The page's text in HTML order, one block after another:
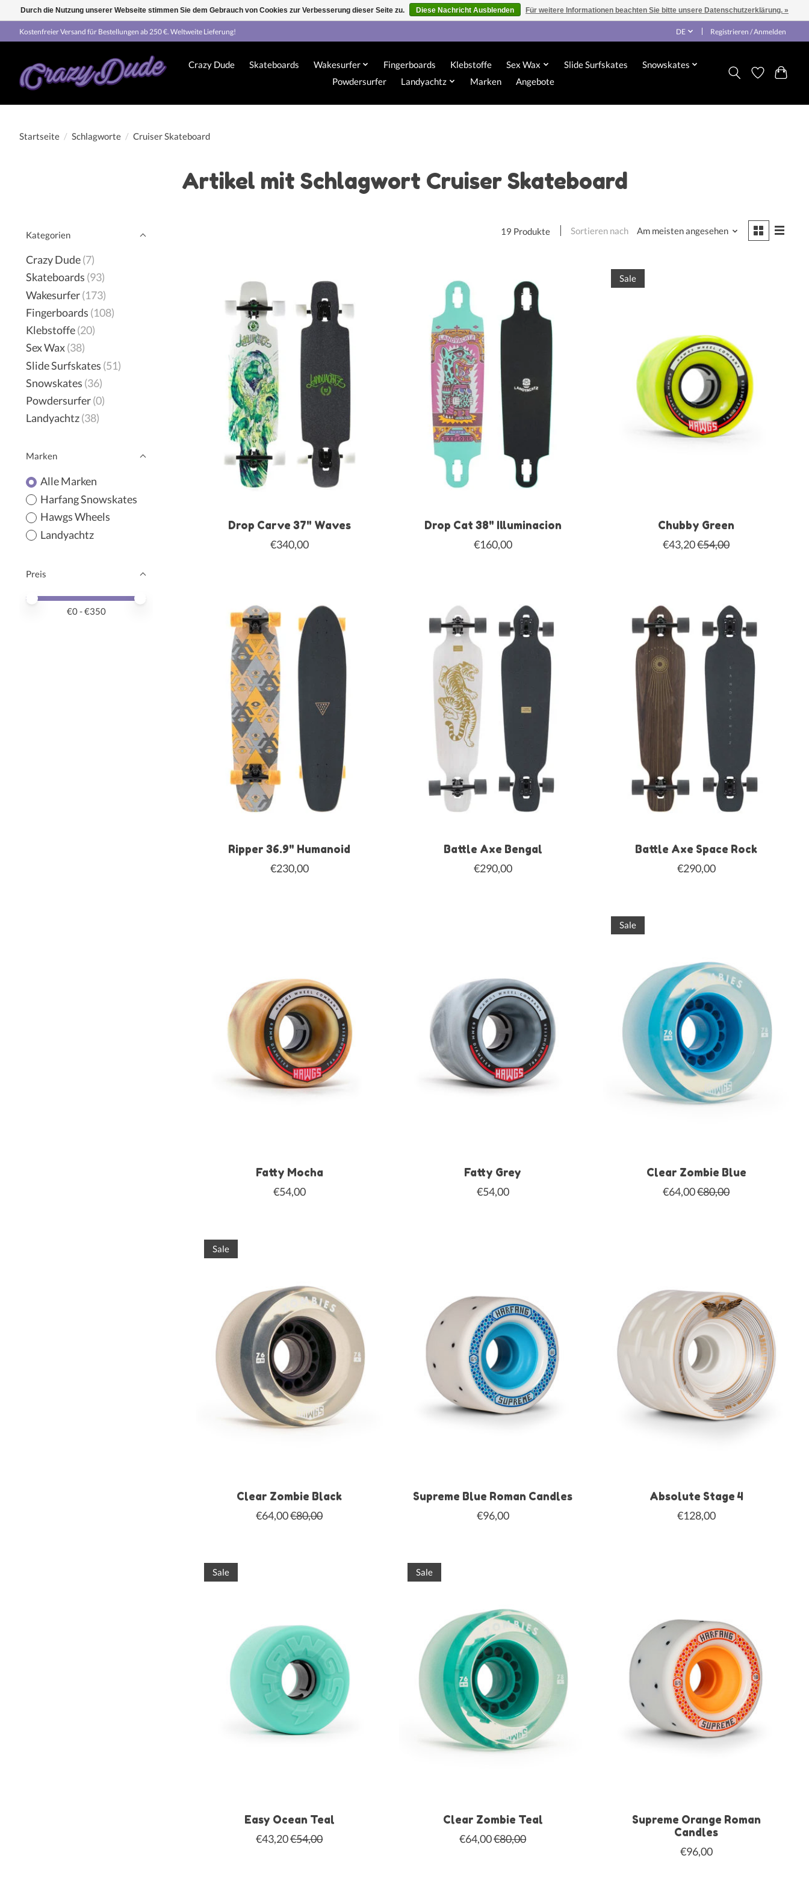
Kostenfreier Versand für Bestellungen ab 250 €. Weltweite Lieferung! DE Registrieren / Anmelden
Crazy Dude Skateboards Wakesurfer Fingerboards Klebstoffe Sex Wax Slide Surfskates
Snowskates
Powdersurfer
Landyachtz Marken Angebote
Startseite / Schlagworte / Cruiser Skateboard
Artikel mit Schlagwort Cruiser Skateboard
Kategorien
Crazy Dude(7)
Skateboards (93)
Wakesurfer(173)
Fingerboards (108)
Klebstoffe(20)
Sex Wax(38)
Slide Surfskates (51)
Snowskates (36)
Powdersurfer(0)
Landyachtz(38)
Marken
Alle Marken
Harfang Snowskates
Hawgs Wheels
Landyachtz
Preis
Preis – Mindestwert
Price maximum value
€0- €350
19 Produkte Sortieren nach Am meisten angesehen
Drop Carve 37" Waves
€340,00
Drop Cat 38" Illuminacion
€160,00
Sale
Chubby Green
€43,20€54,00
Ripper 36.9" Humanoid
€230,00
Battle Axe Bengal
€290,00
Battle Axe Space Rock
€290,00
Fatty Mocha
€54,00
Fatty Grey
€54,00
Sale
Clear Zombie Blue
€64,00€80,00
Sale
Clear Zombie Black
€64,00€80,00
Supreme Blue Roman Candles
€96,00
Absolute Stage 4
€128,00
Sale
Easy Ocean Teal
€43,20€54,00
Sale
Clear Zombie Teal
€64,00€80,00
Supreme Orange Roman
Candles
€96,00
Durch die Nutzung unserer Webseite stimmen Sie dem Gebrauch von Cookies zur Verbesserung dieser Seite zu. Diese Nachricht Ausblenden Für weitere Informationen beachten Sie bitte unsere Datenschutzerklärung. »